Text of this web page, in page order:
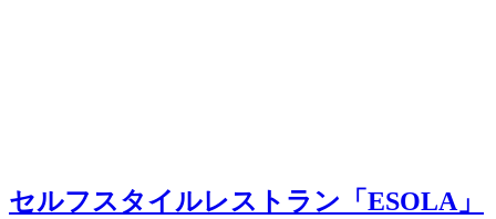
セルフスタイルレストラン「ESOLA」